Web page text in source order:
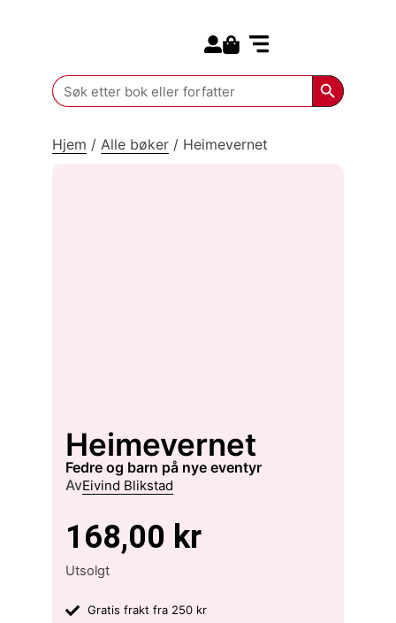
Search
for:
Search
Hjem / Alle bøker / Heimevernet
Heimevernet
fedre og barn på nye eventyr
AvEivind Blikstad
168,00 kr
Utsolgt
Gratis frakt fra 250 kr